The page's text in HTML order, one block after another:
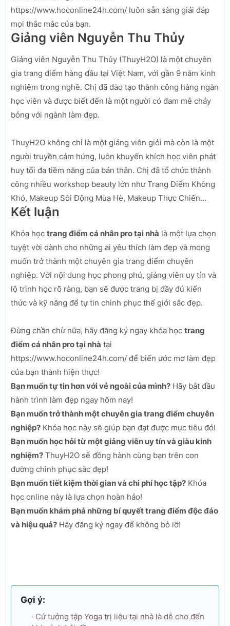
https://www.hoconline24h.com/ luôn sẵn sàng giải đáp
mọi thắc mắc của bạn.
Giảng viên Nguyễn Thu Thủy
Giảng viên Nguyễn Thu Thủy (ThuyH2O) là một chuyên
gia trang điểm hàng đầu tại Việt Nam, với gần 9 năm kinh
nghiệm trong nghề. Chị đã đào tạo thành công hàng ngàn
học viên và được biết đến là một người có đam mê cháy
bỏng với ngành làm đẹp.
ThuyH2O không chỉ là một giảng viên giỏi mà còn là một
người truyền cảm hứng, luôn khuyến khích học viên phát
huy tối đa tiềm năng của bản thân. Chị đã tổ chức thành
công nhiều workshop beauty lớn như Trang Điểm Không
Khó, Makeup Sôi Động Mùa Hè, Makeup Thực Chiến...
Kết luận
Khóa học trang điểm cá nhân pro tại nhà là một lựa chọn
tuyệt vời dành cho những ai yêu thích làm đẹp và mong
muốn trở thành một chuyên gia trang điểm chuyên
nghiệp. Với nội dung học phong phú, giảng viên uy tín và
lộ trình học rõ ràng, bạn sẽ được trang bị đầy đủ kiến
thức và kỹ năng để tự tin chinh phục thế giới sắc đẹp.
Đừng chần chừ nữa, hãy đăng ký ngay khóa học trang
điểm cá nhân pro tại nhà tại
https://www.hoconline24h.com/ để biến ước mơ làm đẹp
của bạn thành hiện thực!
Bạn muốn tự tin hơn với vẻ ngoài của mình? Hãy bắt đầu
hành trình làm đẹp ngay hôm nay!
Bạn muốn trở thành một chuyên gia trang điểm chuyên
nghiệp? Khóa học này sẽ giúp bạn đạt được mục tiêu đó!
Bạn muốn học hỏi từ một giảng viên uy tín và giàu kinh
nghiệm? ThuyH2O sẽ đồng hành cùng bạn trên con
đường chinh phục sắc đẹp!
Bạn muốn tiết kiệm thời gian và chi phí học tập? Khóa
học online này là lựa chọn hoàn hảo!
Bạn muốn khám phá những bí quyết trang điểm độc đáo
và hiệu quả? Hãy đăng ký ngay để không bỏ lỡ!
Gợi ý:
Cứ tưởng tập Yoga trị liệu tại nhà là dễ cho đến